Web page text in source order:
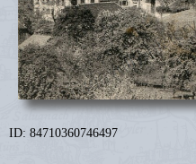
ID: 84710360746497